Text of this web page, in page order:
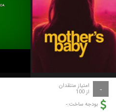
- امتیاز منتقدان
از 100
بودجه ساخت:-